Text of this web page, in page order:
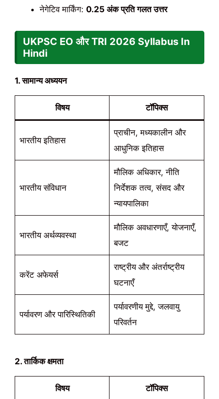
नेगेटिव मार्किंग: 0.25 अंक प्रति गलत उत्तर
UKPSC EO और TRI 2026 Syllabus In
Hindi
1. सामान्य अध्ययन
विषय टॉपिक्स
भारतीय इतिहास
प्राचीन, मध्यकालीन और
आधुनिक इतिहास
भारतीय संविधान
मौलिक अधिकार, नीति
निर्देशक तत्व, संसद और
न्यायपालिका
भारतीय अर्थव्यवस्था
मौलिक अवधारणाएँ, योजनाएँ,
बजट
करेंट अफेयर्स
राष्ट्रीय और अंतर्राष्ट्रीय
घटनाएँ
पर्यावरण और पारिस्थितिकी
पर्यावरणीय मुद्दे, जलवायु
परिवर्तन
2. तार्किक क्षमता
विषय टॉपिक्स